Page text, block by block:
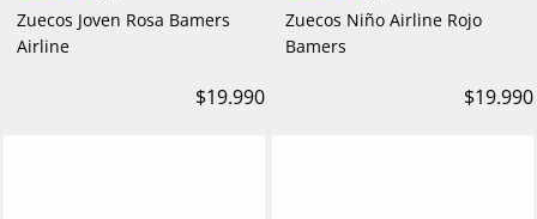
Zuecos Joven Rosa Bamers
Airline
$19.990
Zuecos Niño Airline Rojo
Bamers
$19.990